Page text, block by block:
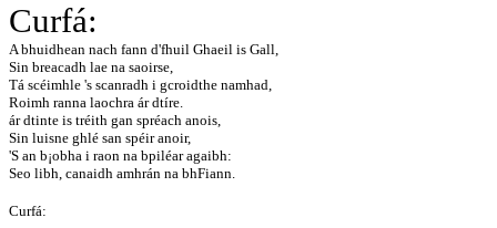
Curfá:
A bhuidhean nach fann d'fhuil Ghaeil is Gall,
Sin breacadh lae na saoirse,
Tá scéimhle 's scanradh i gcroidthe namhad,
Roimh ranna laochra ár dtíre.
ár dtinte is tréith gan spréach anois,
Sin luisne ghlé san spéir anoir,
'S an b¡obha i raon na bpiléar agaibh:
Seo libh, canaidh amhrán na bhFiann.
Curfá: